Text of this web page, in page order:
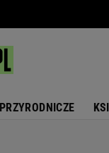
PRZYRODNICZE